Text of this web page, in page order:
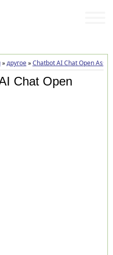
»другое»Chatbot AI Chat Open
Chat Open